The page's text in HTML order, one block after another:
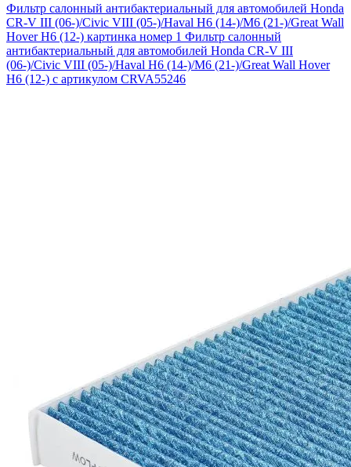
Фильтр салонный антибактериальный для автомобилей Honda
CR-V III (06-)/Civic VIII (05-)/Haval H6 (14-)/M6 (21-)/Great Wall
Hover H6 (12-) картинка номер 1 Фильтр салонный
антибактериальный для автомобилей Honda CR-V III
(06-)/Civic VIII (05-)/Haval H6 (14-)/M6 (21-)/Great Wall Hover
H6 (12-) с артикулом CRVA55246